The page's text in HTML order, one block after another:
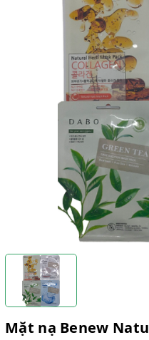
Mặt nạ Benew